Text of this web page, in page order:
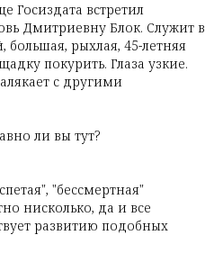
Госиздата встретил
Дмитриевну Блок. Служит в
большая, рыхлая, 45-летняя
покурить. Глаза узкие.
с другими
ли вы тут?
"бессмертная"
нисколько, да и все
развитию подобных